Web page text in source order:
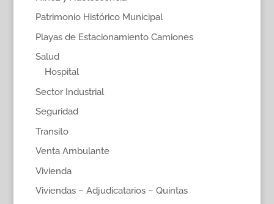
Patrimonio Histórico Municipal
Playas de Estacionamiento Camiones
Salud
Hospital
Sector Industrial
Seguridad
Transito
Venta Ambulante
Vivienda
Viviendas – Adjudicatarios – Quintas